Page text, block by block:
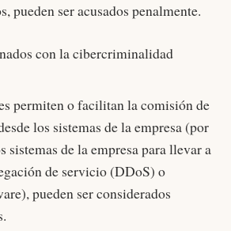
pueden ser acusados penalmente.
con la cibercriminalidad
permiten o facilitan la comisión de
los sistemas de la empresa (por
sistemas de la empresa para llevar a
de servicio (DDoS) o
pueden ser considerados